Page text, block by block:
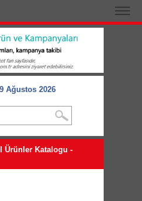
Ağustos 2026
Ürünler Katalogu -